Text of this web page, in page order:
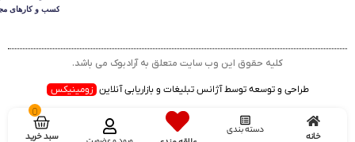
کلیه حقوق این وب سایت متعلق به آرادبوک می باشد.
طراحی و توسعه توسط آژانس تبلیغات و بازاریابی آنلاین زومینیکس
دسته بندی
سبد خرید